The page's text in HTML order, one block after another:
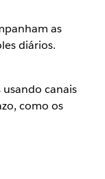
as
diários.
canais
como os